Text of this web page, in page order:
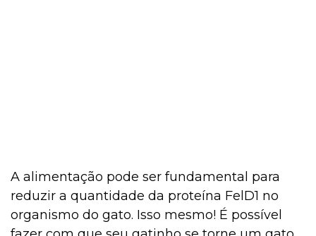
A alimentação pode ser fundamental para
reduzir a quantidade da proteína FelD1 no
organismo do gato. Isso mesmo! É possível